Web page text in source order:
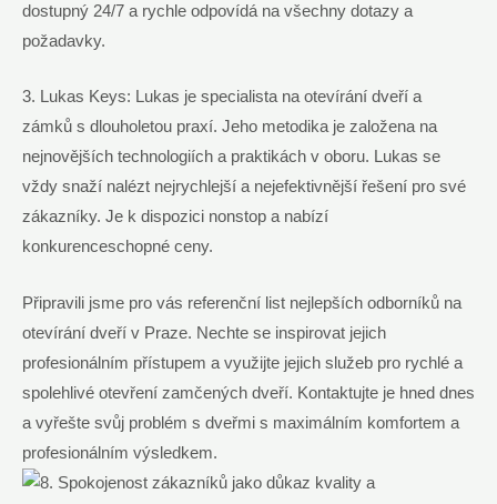
dostupný 24/7 a rychle odpovídá na všechny dotazy a
požadavky.
3. Lukas Keys: Lukas je specialista na otevírání dveří a
zámků s dlouholetou praxí. Jeho metodika je založena na
nejnovějších technologiích a praktikách v oboru. Lukas se
vždy snaží nalézt nejrychlejší a nejefektivnější řešení pro své
zákazníky. Je k dispozici nonstop a nabízí
konkurenceschopné ceny.
Připravili jsme pro vás referenční list nejlepších odborníků na
otevírání dveří v Praze. Nechte se inspirovat jejich
profesionálním přístupem a využijte jejich služeb pro rychlé a
spolehlivé otevření zamčených dveří. Kontaktujte je hned dnes
a vyřešte svůj problém s dveřmi s maximálním komfortem a
profesionálním výsledkem.